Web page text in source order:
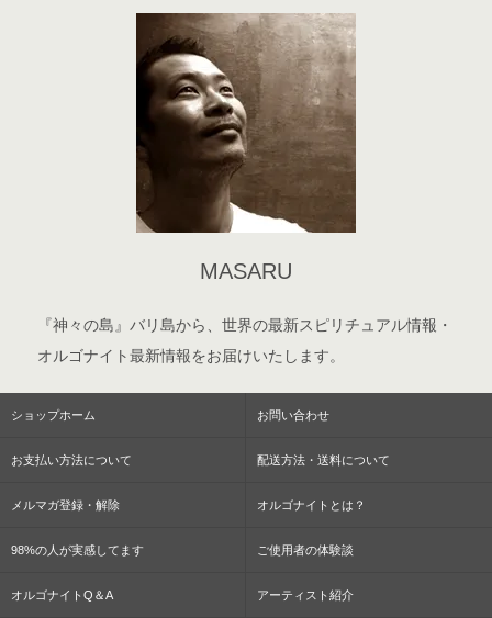
MASARU
『神々の島』バリ島から、世界の最新スピリチュアル情報・
オルゴナイト最新情報をお届けいたします。
ショップホーム お問い合わせ
お支払い方法について 配送方法・送料について
メルマガ登録・解除 オルゴナイトとは？
98%の人が実感してます ご使用者の体験談
オルゴナイトQ＆A アーティスト紹介